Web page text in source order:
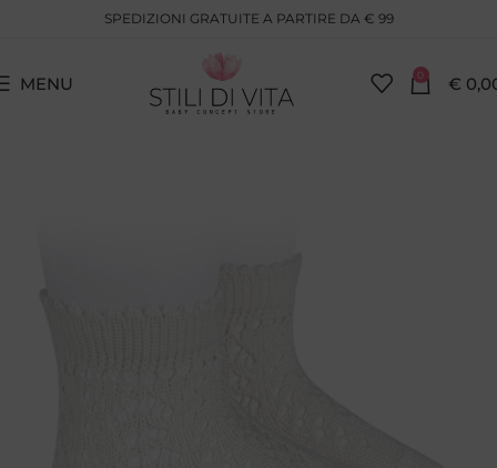
SPEDIZIONI GRATUITE A PARTIRE DA € 99
MENU 0 €